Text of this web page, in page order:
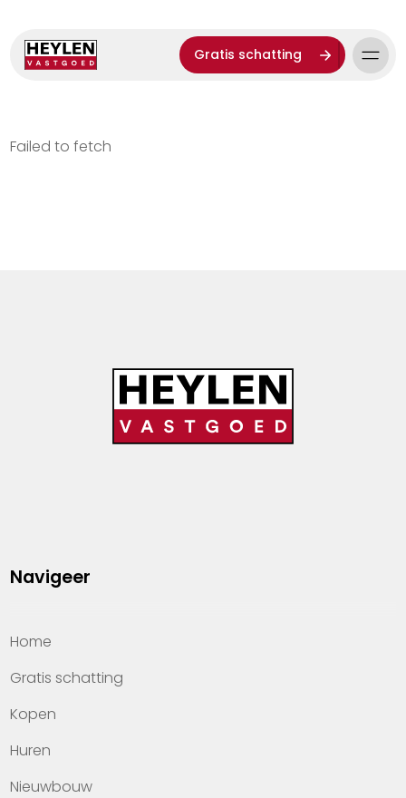
Gratis schatting
Failed to fetch
Navigeer
Home
Gratis schatting
Kopen
Huren
Nieuwbouw